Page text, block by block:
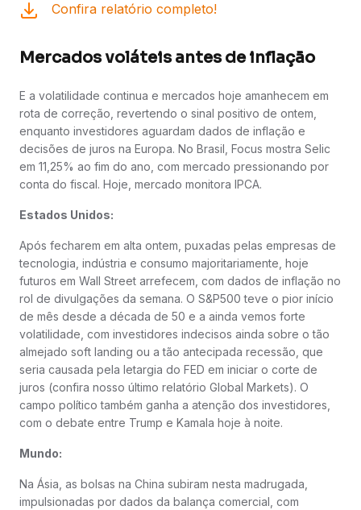
Confira relatório completo!
Mercados voláteis antes de inflação
E a volatilidade continua e mercados hoje amanhecem em
rota de correção, revertendo o sinal positivo de ontem,
enquanto investidores aguardam dados de inflação e
decisões de juros na Europa. No Brasil, Focus mostra Selic
em 11,25% ao fim do ano, com mercado pressionando por
conta do fiscal. Hoje, mercado monitora IPCA.
Estados Unidos:
Após fecharem em alta ontem, puxadas pelas empresas de
tecnologia, indústria e consumo majoritariamente, hoje
futuros em Wall Street arrefecem, com dados de inflação no
rol de divulgações da semana. O S&P500 teve o pior início
de mês desde a década de 50 e a ainda vemos forte
volatilidade, com investidores indecisos ainda sobre o tão
almejado soft landing ou a tão antecipada recessão, que
seria causada pela letargia do FED em iniciar o corte de
juros (confira nosso último relatório Global Markets). O
campo político também ganha a atenção dos investidores,
com o debate entre Trump e Kamala hoje à noite.
Mundo:
Na Ásia, as bolsas na China subiram nesta madrugada,
impulsionadas por dados da balança comercial, com